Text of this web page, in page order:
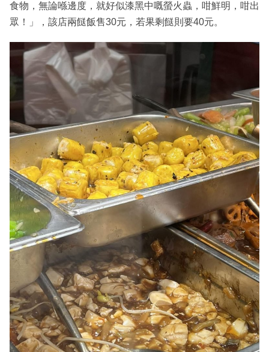
食物，無論喺邊度，就好似漆黑中嘅螢火蟲，咁鮮明，咁出
眾！」，該店兩餸飯售30元，若果剩餸則要40元。